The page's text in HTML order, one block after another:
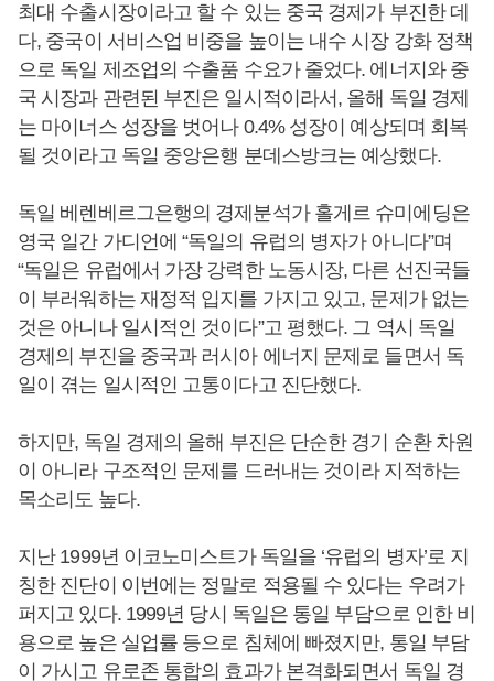
최대 수출시장이라고 할 수 있는 중국 경제가 부진한 데
다, 중국이 서비스업 비중을 높이는 내수 시장 강화 정책
으로 독일 제조업의 수출품 수요가 줄었다. 에너지와 중
국 시장과 관련된 부진은 일시적이라서, 올해 독일 경제
는 마이너스 성장을 벗어나 0.4% 성장이 예상되며 회복
될 것이라고 독일 중앙은행 분데스방크는 예상했다.
독일 베렌베르그은행의 경제분석가 홀게르 슈미에딩은
영국 일간 가디언에 “독일의 유럽의 병자가 아니다”며
“독일은 유럽에서 가장 강력한 노동시장, 다른 선진국들
이 부러워하는 재정적 입지를 가지고 있고, 문제가 없는
것은 아니나 일시적인 것이다”고 평했다. 그 역시 독일
경제의 부진을 중국과 러시아 에너지 문제로 들면서 독
일이 겪는 일시적인 고통이다고 진단했다.
하지만, 독일 경제의 올해 부진은 단순한 경기 순환 차원
이 아니라 구조적인 문제를 드러내는 것이라 지적하는
목소리도 높다.
지난 1999년 이코노미스트가 독일을 ‘유럽의 병자’로 지
칭한 진단이 이번에는 정말로 적용될 수 있다는 우려가
퍼지고 있다. 1999년 당시 독일은 통일 부담으로 인한 비
용으로 높은 실업률 등으로 침체에 빠졌지만, 통일 부담
이 가시고 유로존 통합의 효과가 본격화되면서 독일 경